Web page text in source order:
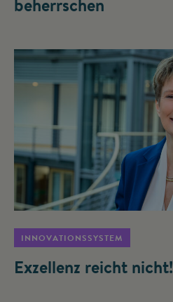
beherrschen
INNOVATIONSSYSTEM
Exzellenz reicht nicht!